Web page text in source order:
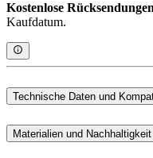
Kostenlose Rücksendungen
Kaufdatum.
Technische Daten und
Materialien und Nachhaltigkeit